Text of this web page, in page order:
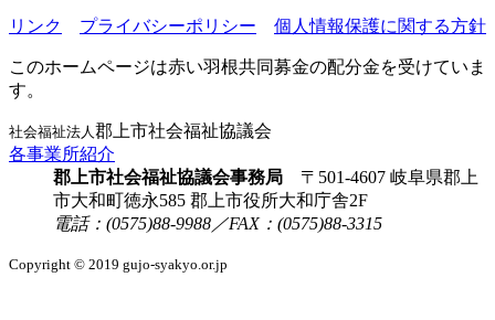
リンク プライバシーポリシー 個人情報保護に関する方針
このホームページは赤い羽根共同募金の配分金を受けていま
す。
社会福祉法人郡上市社会福祉協議会
各事業所紹介
郡上市社会福祉協議会事務局 〒501-4607 岐阜県郡上
市大和町徳永585 郡上市役所大和庁舎2F
電話：(0575)88-9988／FAX：(0575)88-3315
Copyright © 2019 gujo-syakyo.or.jp